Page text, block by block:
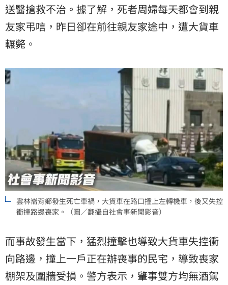
送醫搶救不治。據了解，死者周婦每天都會到親
友家弔唁，昨日卻在前往親友家途中，遭大貨車
輾斃。
雲林崙背鄉發生死亡車禍，大貨車在路口撞上左轉機車，後又失控
衝撞路邊喪家。（圖／翻攝自社會事新聞影音）
而事故發生當下，猛烈撞擊也導致大貨車失控衝
向路邊，撞上一戶正在辦喪事的民宅，導致喪家
棚架及圍牆受損。警方表示，肇事雙方均無酒駕